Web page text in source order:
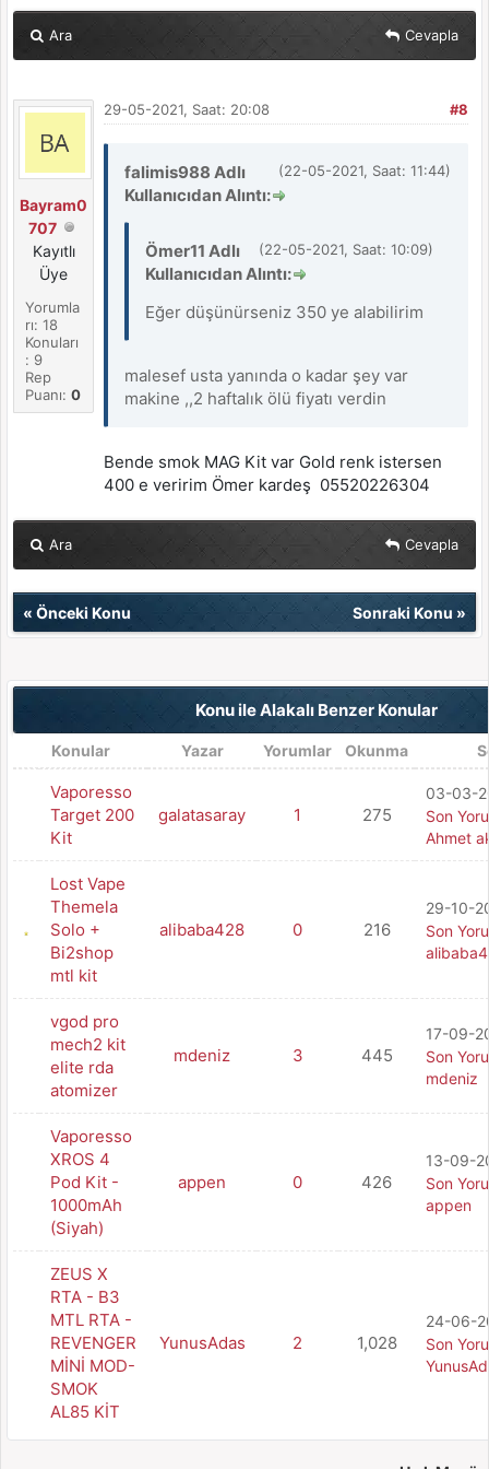
Ara Cevapla
Bayram0
707
Kayıtlı
Üye
Yorumla
rı: 18
Konuları
: 9
Rep
Puanı:0
#8
29-05-2021, Saat: 20:08
(22-05-2021, Saat: 11:44)
falimis988 Adlı
Kullanıcıdan Alıntı:
(22-05-2021, Saat: 10:09)
Ömer11 Adlı
Kullanıcıdan Alıntı:
Eğer düşünürseniz 350 ye alabilirim
malesef usta yanında o kadar şey var
makine ,,2 haftalık ölü fiyatı verdin
Bende smok MAG Kit var Gold renk istersen
400 e veririm Ömer kardeş 05520226304
Ara Cevapla
« Önceki Konu Sonraki Konu »
Konu ile Alakalı Benzer Konular
Konular Yazar Yorumlar Okunma
Vaporesso
Target 200
Kit
galatasaray 1 275
03-03-
Son
Ahmet
Lost Vape
Themela
Solo +
Bi2shop
mtl kit
alibaba428 0 216
29-10-
Son
vgod pro
mech2 kit
elite rda
atomizer
mdeniz 3 445
17-09-
Son
mdeniz
Vaporesso
XROS 4
Pod Kit -
1000mAh
(Siyah)
appen 0 426
13-09-
Son
appen
ZEUS X
RTA - B3
MTL RTA -
REVENGER
MİNİ MOD-
SMOK
AL85 KİT
YunusAdas 2 1,028
24-06-
Son